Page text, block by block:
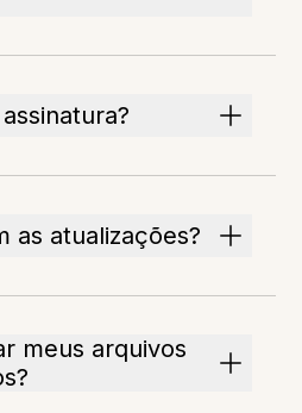
as atualizações?
meus arquivos